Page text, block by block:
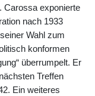
Carossa exponierte
nach 1933
Wahl zum
konformen
überrumpelt. Er
Treffen
Ein weiteres